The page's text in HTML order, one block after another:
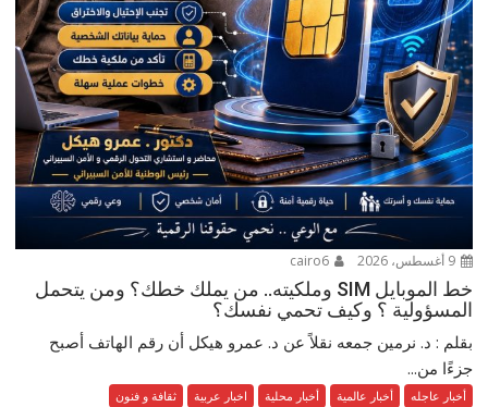
9 أغسطس، 2026 cairo6
خط الموبايل SIM وملكيته.. من يملك خطك؟ ومن يتحمل
المسؤولية ؟ وكيف تحمي نفسك؟
بقلم : د. نرمين جمعه نقلاً عن د. عمرو هيكل أن رقم الهاتف أصبح
جزءًا من...
أخبار عاجله أخبار عالمية أخبار محلية اخبار عربية
ثقافة و فنون